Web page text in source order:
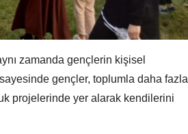
zamanda gençlerin kişisel
gençler, toplumla daha fazla
projelerinde yer alarak kendilerini